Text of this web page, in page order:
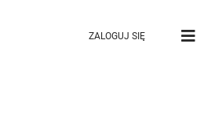
ZALOGUJ SIĘ